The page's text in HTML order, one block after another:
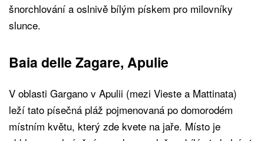
šnorchlování a oslnivě bílým pískem pro milovníky
slunce.
Baia delle Zagare, Apulie
V oblasti Gargano v Apulii (mezi Vieste a Mattinata)
leží tato písečná pláž pojmenovaná po domorodém
místním květu, který zde kvete na jaře. Místo je